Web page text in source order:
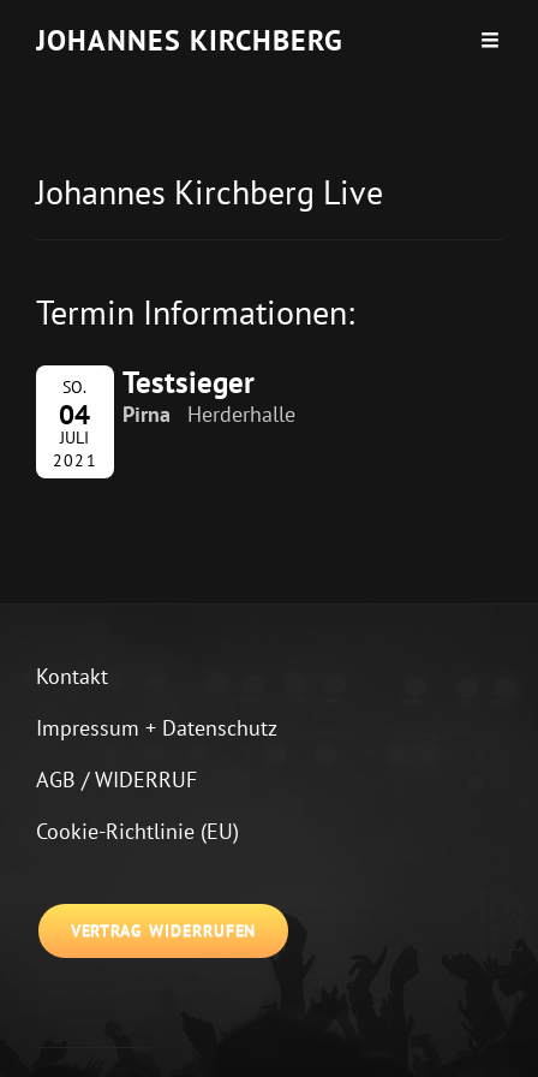
JOHANNES KIRCHBERG
Johannes Kirchberg Live
Termin Informationen:
SO.
04
JULI
2021
Testsieger
Pirna Herderhalle
Kontakt
Impressum + Datenschutz
AGB / WIDERRUF
Cookie-Richtlinie (EU)
VERTRAG WIDERRUFEN